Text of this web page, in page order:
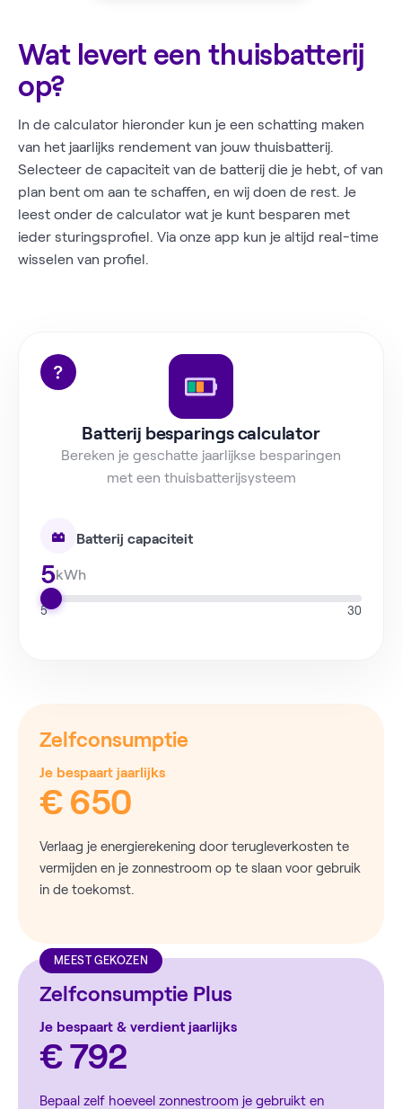
Wat levert een thuisbatterij
op?
In de calculator hieronder kun je een schatting maken
van het jaarlijks rendement van jouw thuisbatterij.
Selecteer de capaciteit van de batterij die je hebt, of van
plan bent om aan te schaffen, en wij doen de rest. Je
leest onder de calculator wat je kunt besparen met
ieder sturingsprofiel. Via onze app kun je altijd real-time
wisselen van profiel.
Batterij besparings calculator
Bereken je geschatte jaarlijkse besparingen
met een thuisbatterijsysteem
Batterij capaciteit
5kWh
5 30
Zelfconsumptie
Je bespaart jaarlijks
€ 650
Verlaag je energierekening door terugleverkosten te
vermijden en je zonnestroom op te slaan voor gebruik
in de toekomst.
MEEST GEKOZEN
Zelfconsumptie Plus
Je bespaart & verdient jaarlijks
€ 792
Bepaal zelf hoeveel zonnestroom je gebruikt en